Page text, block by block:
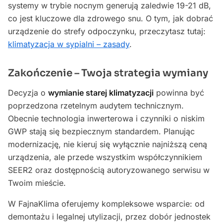
systemy w trybie nocnym generują zaledwie 19-21 dB,
co jest kluczowe dla zdrowego snu. O tym, jak dobrać
urządzenie do strefy odpoczynku, przeczytasz tutaj:
klimatyzacja w sypialni – zasady.
Zakończenie – Twoja strategia wymiany
Decyzja o wymianie starej klimatyzacji powinna być
poprzedzona rzetelnym audytem technicznym.
Obecnie technologia inwerterowa i czynniki o niskim
GWP stają się bezpiecznym standardem. Planując
modernizację, nie kieruj się wyłącznie najniższą ceną
urządzenia, ale przede wszystkim współczynnikiem
SEER2 oraz dostępnością autoryzowanego serwisu w
Twoim mieście.
W FajnaKlima oferujemy kompleksowe wsparcie: od
demontażu i legalnej utylizacji, przez dobór jednostek